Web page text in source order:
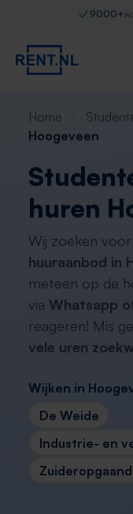
9000+
Home
Hoogeveen
huren
Wij zoeken voor
huuraanbod in
meteen op de
via Whatsapp
reageren! Mis
vele uren
Wijken in
De Weide
Industrie- en